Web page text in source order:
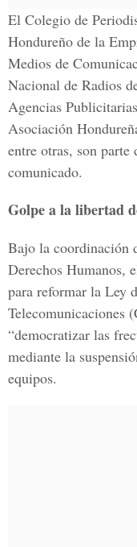
El Colegio de
Hondureño de la
Medios de
Nacional de Radios
Agencias
Asociación
entre otras, son
comunicado.
Golpe a la libertad
Bajo la coordinación
Derechos Humanos,
para reformar la Ley
Telecomunicaciones
“democratizar las
mediante la
equipos.